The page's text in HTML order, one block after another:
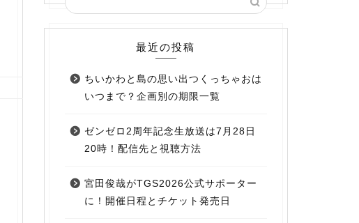
最近の投稿
ちいかわと島の思い出つくっちゃおは
いつまで？企画別の期限一覧
ゼンゼロ2周年記念生放送は7月28日
20時！配信先と視聴方法
宮田俊哉がTGS2026公式サポーター
に！開催日程とチケット発売日